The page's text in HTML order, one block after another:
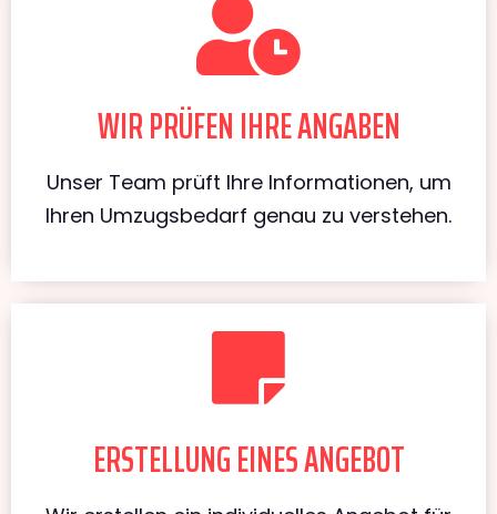
WIR PRÜFEN IHRE ANGABEN
Unser Team prüft Ihre Informationen, um
Ihren Umzugsbedarf genau zu verstehen.
ERSTELLUNG EINES ANGEBOT